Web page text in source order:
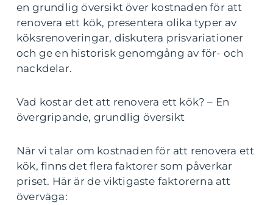
en grundlig översikt över kostnaden för att
renovera ett kök, presentera olika typer av
köksrenoveringar, diskutera prisvariationer
och ge en historisk genomgång av för- och
nackdelar.
Vad kostar det att renovera ett kök? – En
övergripande, grundlig översikt
När vi talar om kostnaden för att renovera ett
kök, finns det flera faktorer som påverkar
priset. Här är de viktigaste faktorerna att
överväga: